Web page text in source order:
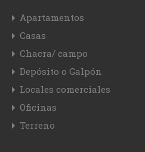
Apartamentos
Casas
Chacra/ campo
Depósito o Galpón
Locales comerciales
Oficinas
Terreno